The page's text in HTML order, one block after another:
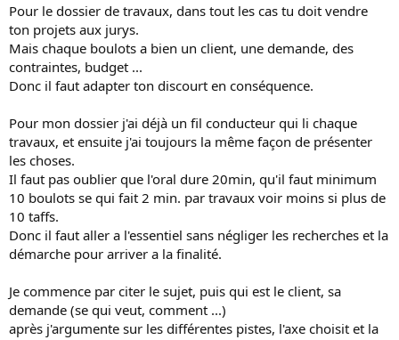
Pour le dossier de travaux, dans tout les cas tu doit vendre
ton projets aux jurys.
Mais chaque boulots a bien un client, une demande, des
contraintes, budget ...
Donc il faut adapter ton discourt en conséquence.
Pour mon dossier j'ai déjà un fil conducteur qui li chaque
travaux, et ensuite j'ai toujours la même façon de présenter
les choses.
Il faut pas oublier que l'oral dure 20min, qu'il faut minimum
10 boulots se qui fait 2 min. par travaux voir moins si plus de
10 taffs.
Donc il faut aller a l'essentiel sans négliger les recherches et la
démarche pour arriver a la finalité.
Je commence par citer le sujet, puis qui est le client, sa
demande (se qui veut, comment ...)
après j'argumente sur les différentes pistes, l'axe choisit et la